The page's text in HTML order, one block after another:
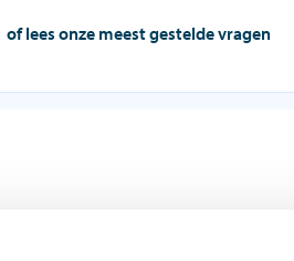
of lees onze meest gestelde vragen